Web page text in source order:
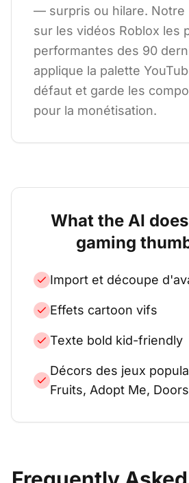
— surpris ou hilare. Notre
sur les vidéos Roblox les
performantes des 90
applique la palette
défaut et garde les
pour la monétisation.
What the AI
gaming
Import et découpe
Effets cartoon vifs
Texte bold kid-friendly
Décors des jeux
Fruits, Adopt Me,